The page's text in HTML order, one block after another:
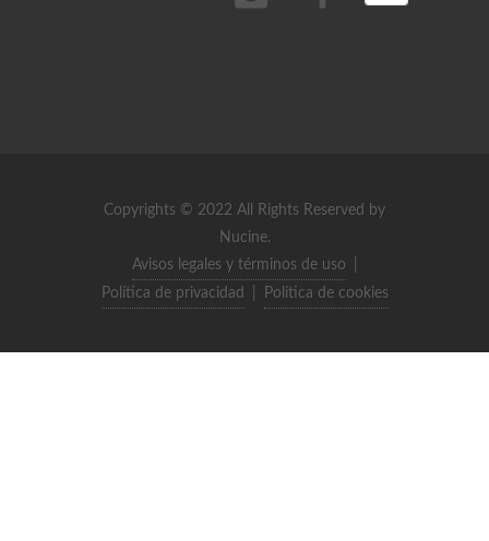
Copyrights © 2022 All Rights Reserved by
Nucine.
Avisos legales y términos de uso
Política de privacidad
Política de cookies